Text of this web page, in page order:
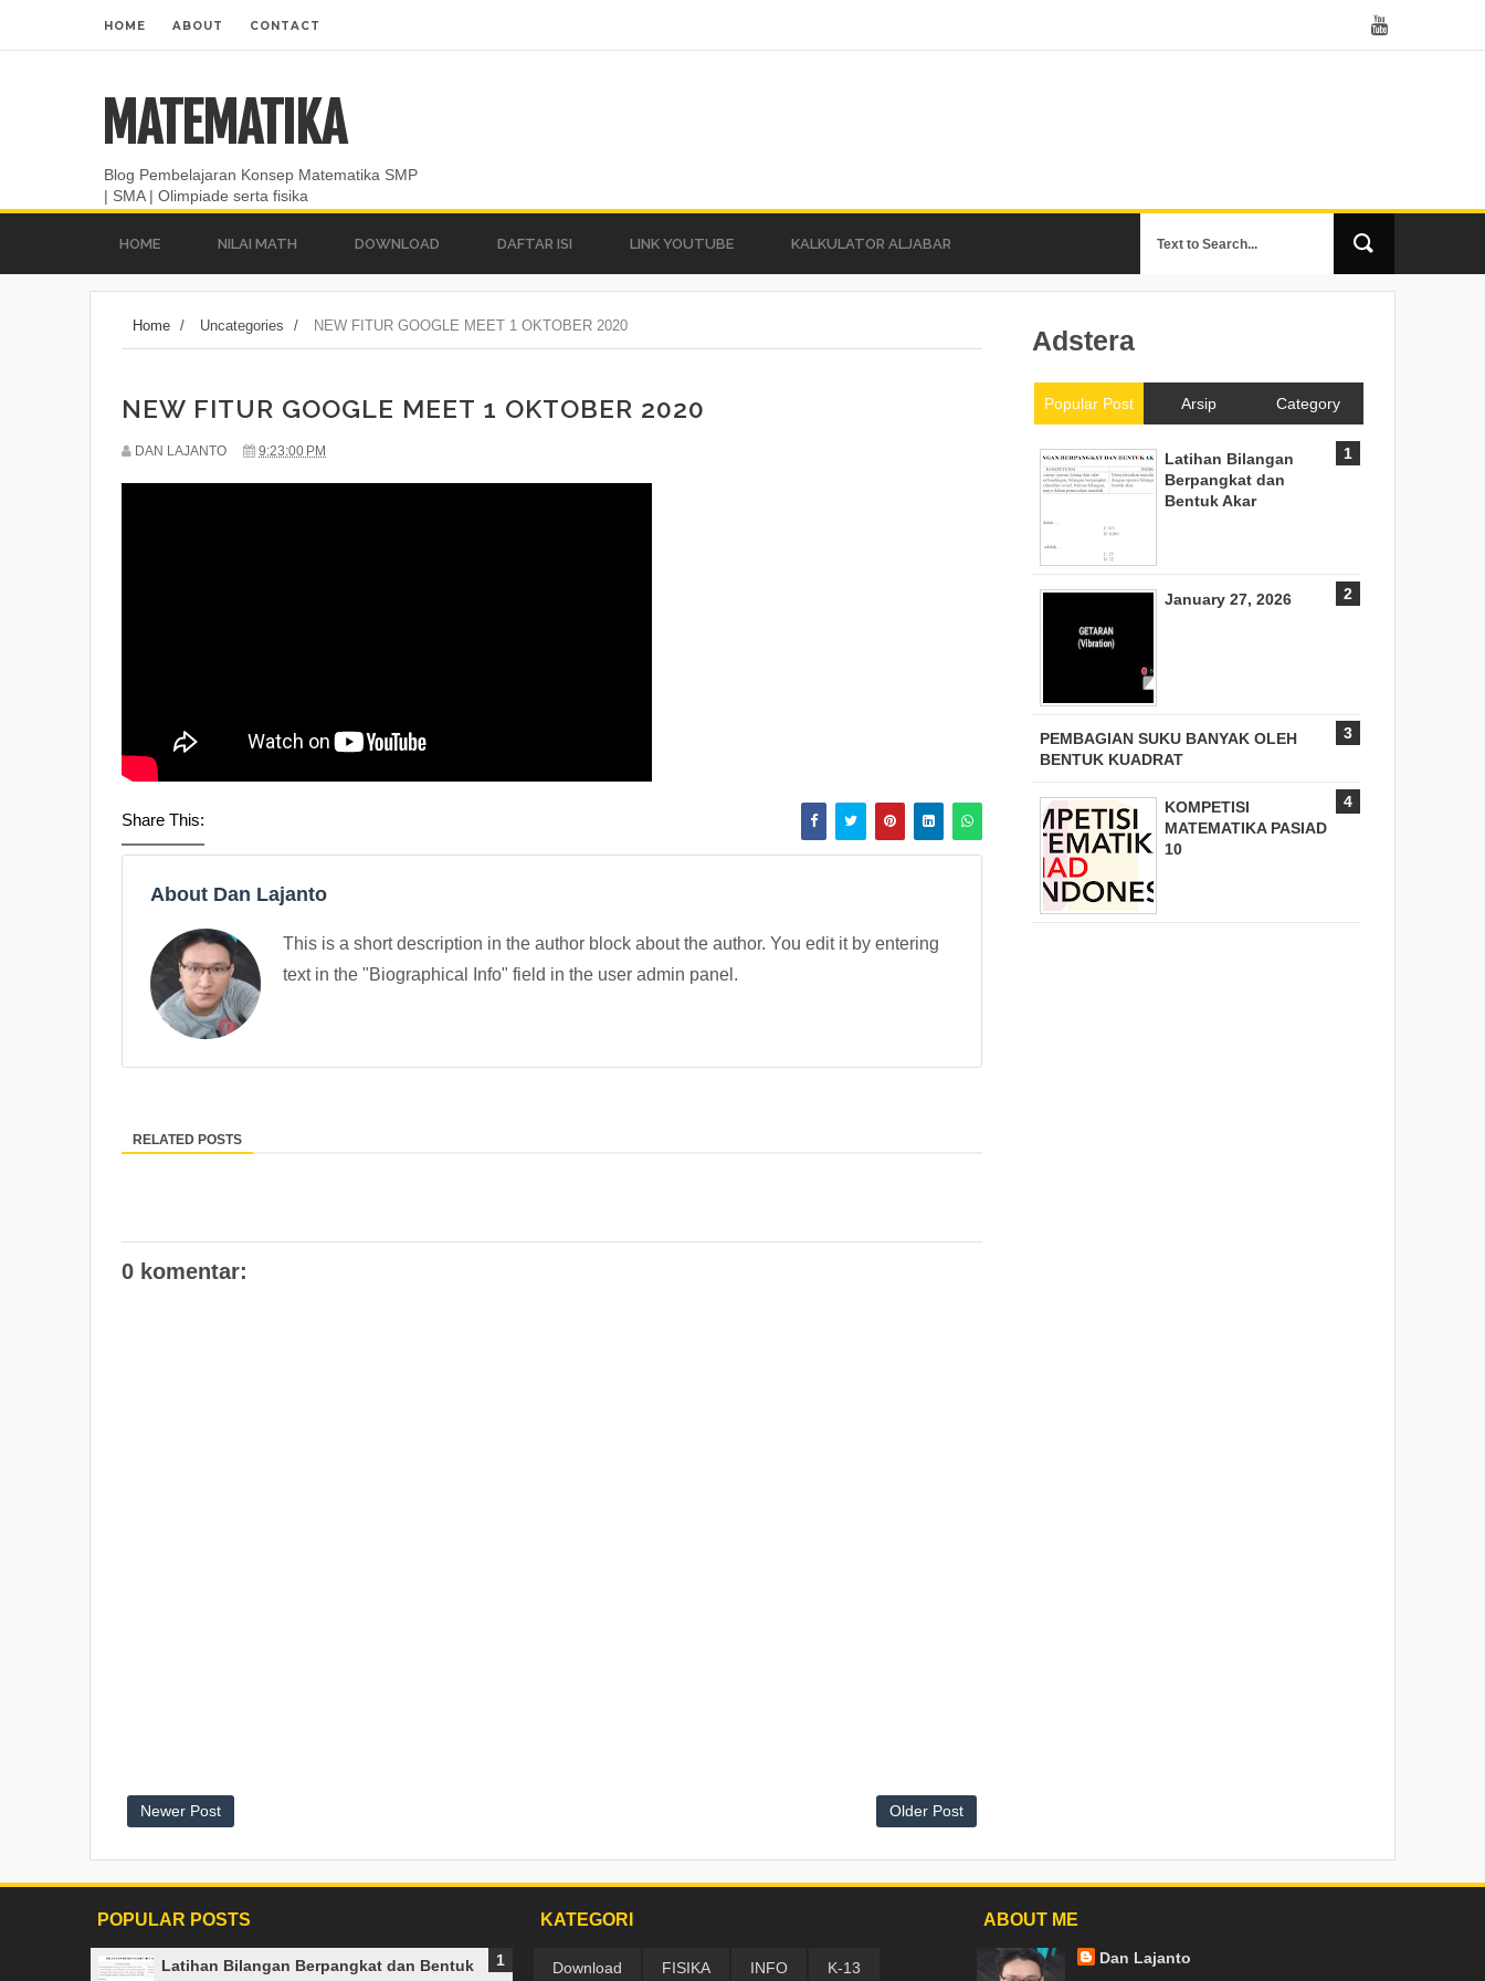
HOME ABOUT CONTACT
MATEMATIKA
Blog Pembelajaran Konsep Matematika SMP
| SMA | Olimpiade serta fisika
HOME NILAI MATH DOWNLOAD DAFTAR ISI LINK YOUTUBE KALKULATOR ALJABAR
Home / Uncategories / NEW FITUR GOOGLE MEET 1 OKTOBER 2020
NEW FITUR GOOGLE MEET 1 OKTOBER 2020
DAN LAJANTO 9:23:00 PM
Share This:
About Dan Lajanto
This is a short description in the author block about the author. You edit it by entering
text in the "Biographical Info" field in the user admin panel.
RELATED POSTS
0 komentar:
Newer Post Older Post
Adstera
Popular Post Arsip Category
Latihan Bilangan
Berpangkat dan
Bentuk Akar
January 27, 2026
PEMBAGIAN SUKU BANYAK OLEH
BENTUK KUADRAT
KOMPETISI
MATEMATIKA PASIAD
10
POPULAR POSTS
Latihan Bilangan Berpangkat dan Bentuk
KATEGORI
Download FISIKA INFO K-13
ABOUT ME
Dan Lajanto